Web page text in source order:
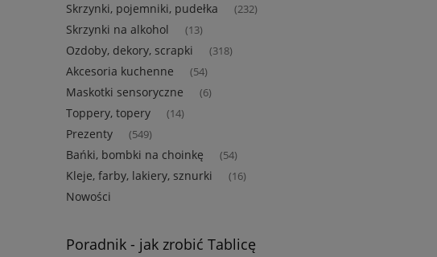
Skrzynki, pojemniki, pudełka (232)
Skrzynki na alkohol (13)
Ozdoby, dekory, scrapki (318)
Akcesoria kuchenne (54)
Maskotki sensoryczne (6)
Toppery, topery (14)
Prezenty (549)
Bańki, bombki na choinkę (54)
Kleje, farby, lakiery, sznurki (16)
Nowości
Poradnik - jak zrobić Tablicę